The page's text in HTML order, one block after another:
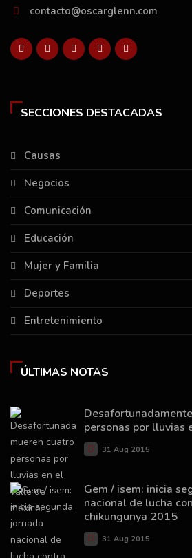
contacto@oscarglenn.com
SECCIONES DESTACADAS
Causas
Negocios
Comunicación
Educación
Mujer y Familia
Deportes
Entretenimiento
ÚLTIMAS NOTAS
personas por lluvias
31 Aug 2015
Gem / isem: inicia
nacional de lucha
chikungunya 2015
31 Aug 2015